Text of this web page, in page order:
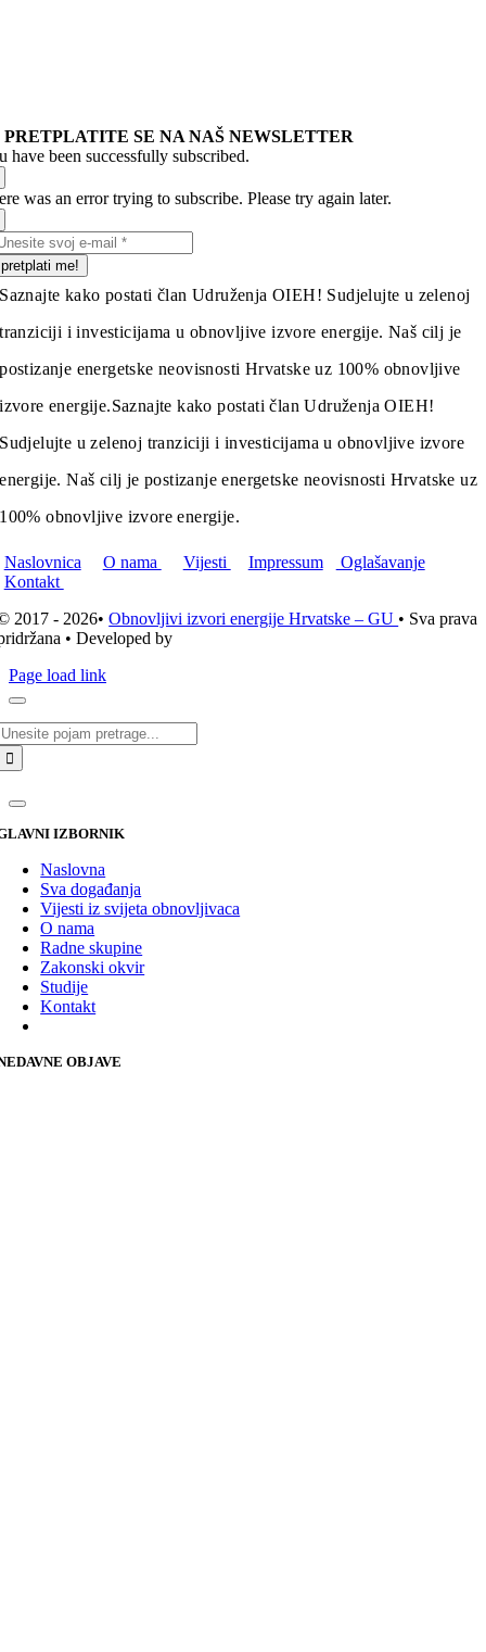
PRETPLATITE SE NA NAŠ NEWSLETTER
have been successfully subscribed.
was an error trying to subscribe. Please try again later.
pretplati me!
Saznajte kako postati član Udruženja OIEH! Sudjelujte u zelenoj
tranziciji i investicijama u obnovljive izvore energije. Naš cilj je
postizanje energetske neovisnosti Hrvatske uz 100% obnovljive
izvore energije.Saznajte kako postati član Udruženja OIEH!
Sudjelujte u zelenoj tranziciji i investicijama u obnovljive izvore
energije. Naš cilj je postizanje energetske neovisnosti Hrvatske uz
100% obnovljive izvore energije.
Naslovnica O nama Vijesti Impressum
Oglašavanje
Kontakt
2017 - 2026•Obnovljivi izvori energije Hrvatske – GU • Sva prava
• Developed by
Page load link
IZBORNIK
Naslovna
Sva događanja
Vijesti iz svijeta obnovljivaca
O nama
Radne skupine
Zakonski okvir
Studije
Kontakt
OBJAVE